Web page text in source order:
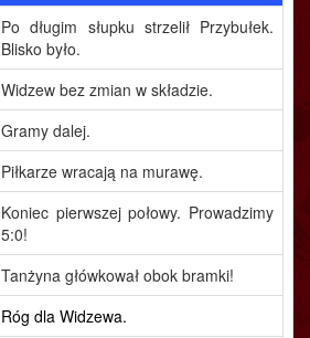
Po długim słupku strzelił Przybułek.
Blisko było.
Widzew bez zmian w składzie.
Gramy dalej.
Piłkarze wracają na murawę.
Koniec pierwszej połowy. Prowadzimy
5:0!
Tanżyna główkował obok bramki!
Róg dla Widzewa.